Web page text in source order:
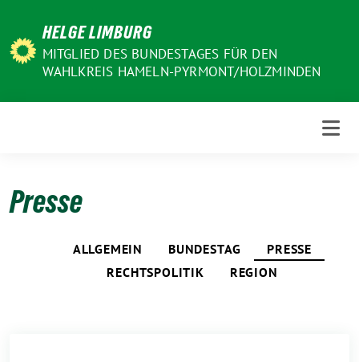
Inhalt
HELGE LIMBURG
MITGLIED DES BUNDESTAGES FÜR DEN
WAHLKREIS HAMELN-PYRMONT/HOLZMINDEN
Presse
ALLGEMEIN BUNDESTAG
PRESSE
RECHTSPOLITIK
REGION